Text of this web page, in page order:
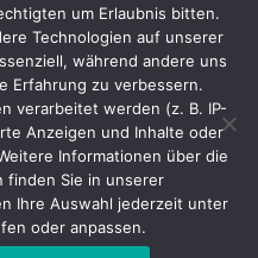
um Erlaubnis bitten.
Technologien auf unserer
während andere uns
Erfahrung zu verbessern.
verarbeitet werden (z. B. IP-
Anzeigen und Inhalte oder
Informationen über die
finden Sie in unserer
Ihre Auswahl jederzeit unter
oder anpassen.